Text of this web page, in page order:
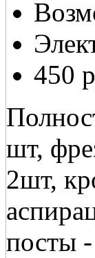
450
шт,
2шт,
посты